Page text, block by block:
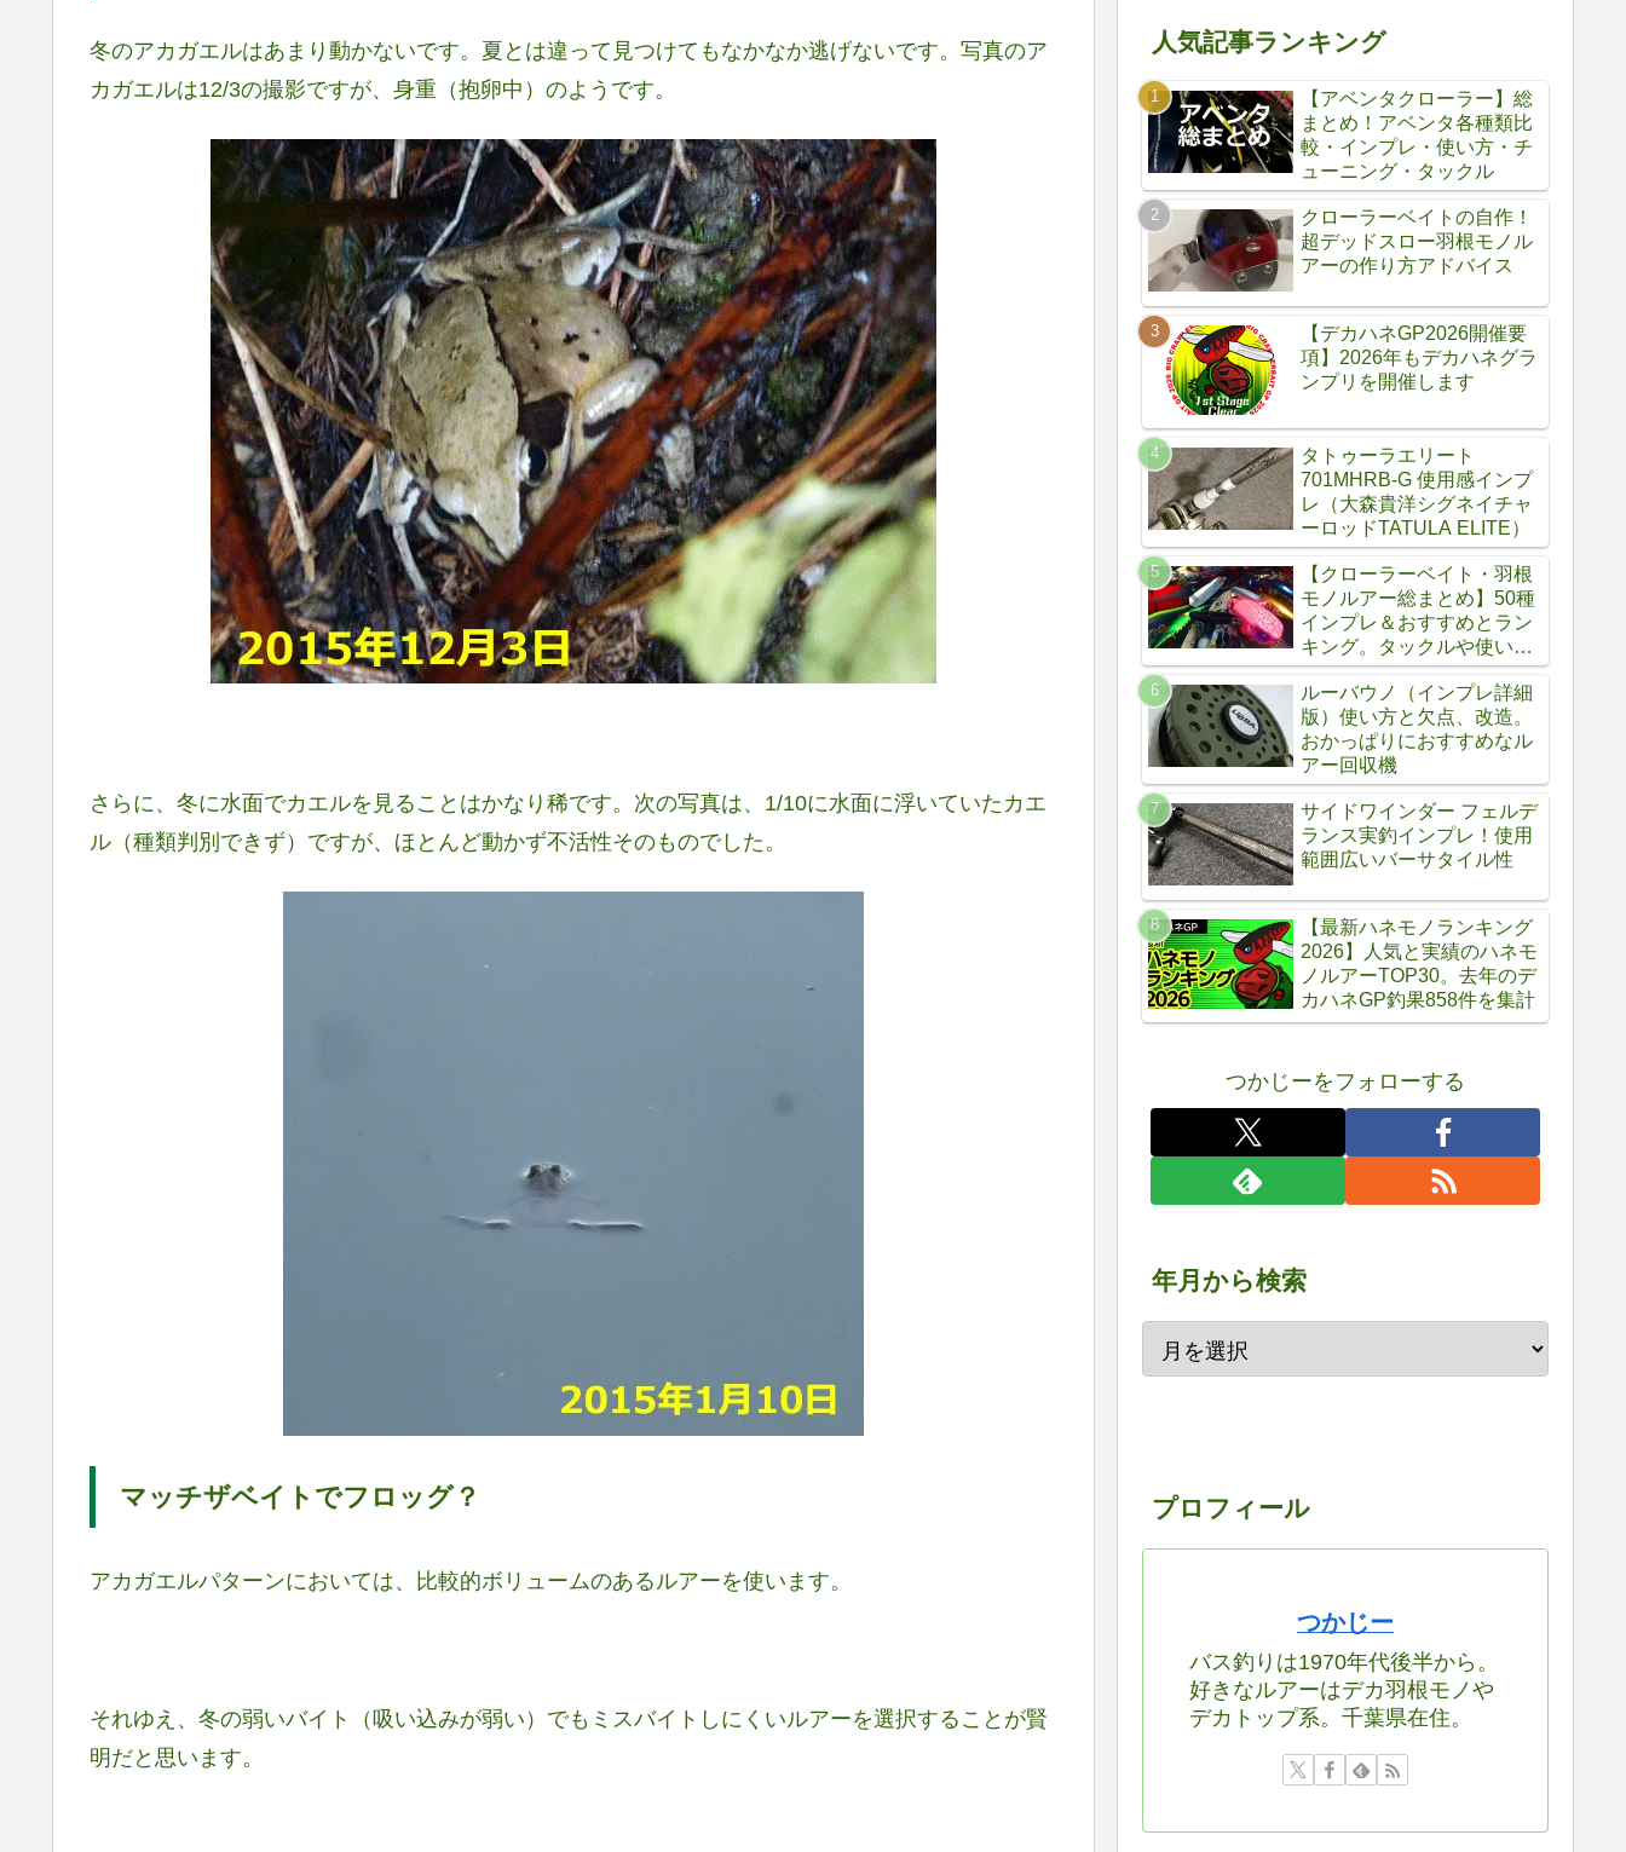
冬のアカガエルはあまり動かないです。夏とは違って見つけてもなかなか逃げないです。写真のア
カガエルは12/3の撮影ですが、身重（抱卵中）のようです。
さらに、冬に水面でカエルを見ることはかなり稀です。次の写真は、1/10に水面に浮いていたカエ
ル（種類判別できず）ですが、ほとんど動かず不活性そのものでした。
マッチザベイトでフロッグ？
アカガエルパターンにおいては、比較的ボリュームのあるルアーを使います。
それゆえ、冬の弱いバイト（吸い込みが弱い）でもミスバイトしにくいルアーを選択することが賢
明だと思います。
人気記事ランキング
【アベンタクローラー】総
まとめ！アベンタ各種類比
較・インプレ・使い方・チ
ューニング・タックル
クローラーベイトの自作！
超デッドスロー羽根モノル
アーの作り方アドバイス
【デカハネGP2026開催要
項】2026年もデカハネグラ
ンプリを開催します
タトゥーラエリート
701MHRB-G 使用感インプ
レ（大森貴洋シグネイチャ
ーロッドTATULA ELITE）
【クローラーベイト・羽根
モノルアー総まとめ】50種
インプレ＆おすすめとラン
キング。タックルや使い
方、自作方法
ルーバウノ（インプレ詳細
版）使い方と欠点、改造。
おかっぱりにおすすめなル
アー回収機
サイドワインダー フェルデ
ランス実釣インプレ！使用
範囲広いバーサタイル性
【最新ハネモノランキング
2026】人気と実績のハネモ
ノルアーTOP30。去年のデ
カハネGP釣果858件を集計
つかじーをフォローする
年月から検索
プロフィール
つかじー
バス釣りは1970年代後半から。
好きなルアーはデカ羽根モノや
デカトップ系。千葉県在住。